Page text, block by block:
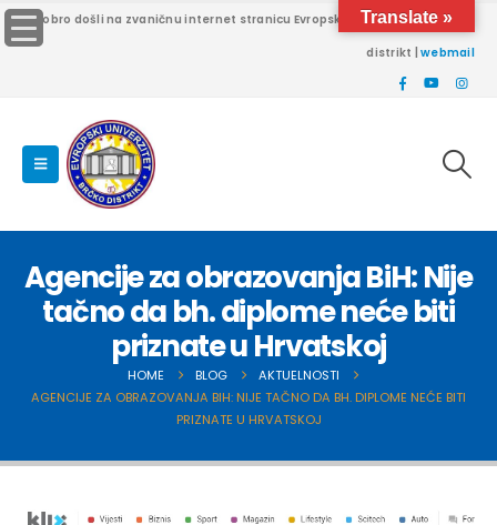
Dobro došli na zvaničnu internet stranicu Evropskog univerziteta Brčko
distrikt |webmail
Agencije za obrazovanja BiH: Nije
tačno da bh. diplome neće biti
priznate u Hrvatskoj
HOME BLOG
AKTUELNOSTI
AGENCIJE ZA OBRAZOVANJA BIH: NIJE TAČNO DA BH. DIPLOME NEĆE BITI
PRIZNATE U HRVATSKOJ
Translate »